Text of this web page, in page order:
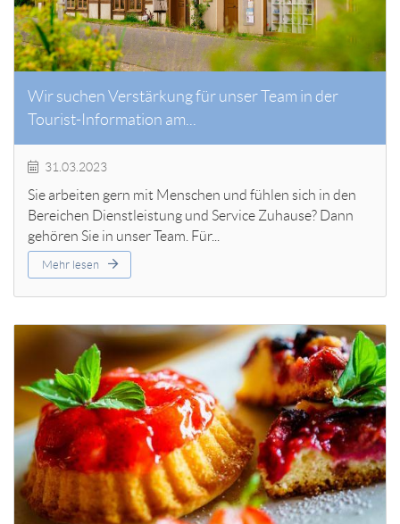
Wir suchen Verstärkung für unser Team in der
Tourist-Information am...
31.03.2023
Sie arbeiten gern mit Menschen und fühlen sich in den
Bereichen Dienstleistung und Service Zuhause? Dann
gehören Sie in unser Team. Für...
Mehr lesen